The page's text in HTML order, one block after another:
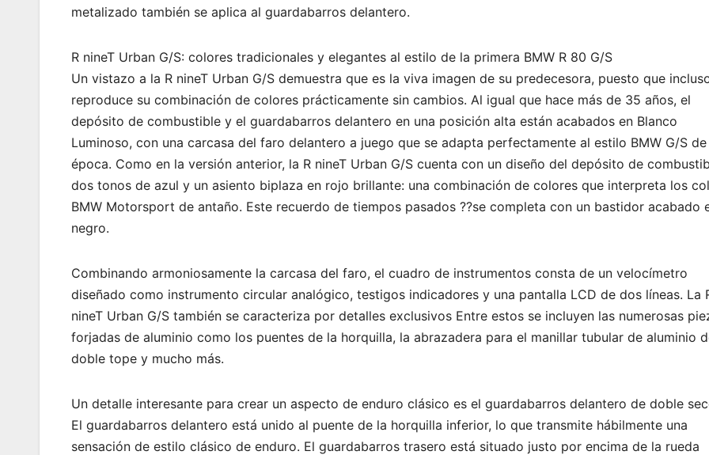
metalizado también se aplica al guardabarros delantero.
R nineT Urban G/S: colores tradicionales y elegantes al estilo de la primera BMW R 80 G/S
Un vistazo a la R nineT Urban G/S demuestra que es la viva imagen de su predecesora, puesto que
reproduce su combinación de colores prácticamente sin cambios. Al igual que hace más de 35 años, el
depósito de combustible y el guardabarros delantero en una posición alta están acabados en Blanco
Luminoso, con una carcasa del faro delantero a juego que se adapta perfectamente al estilo BMW G/S de
época. Como en la versión anterior, la R nineT Urban G/S cuenta con un diseño del depósito de
dos tonos de azul y un asiento biplaza en rojo brillante: una combinación de colores que interpreta los
BMW Motorsport de antaño. Este recuerdo de tiempos pasados ??se completa con un bastidor acabado
negro.
Combinando armoniosamente la carcasa del faro, el cuadro de instrumentos consta de un velocímetro
diseñado como instrumento circular analógico, testigos indicadores y una pantalla LCD de dos líneas. La
nineT Urban G/S también se caracteriza por detalles exclusivos Entre estos se incluyen las numerosas
forjadas de aluminio como los puentes de la horquilla, la abrazadera para el manillar tubular de aluminio
doble tope y mucho más.
Un detalle interesante para crear un aspecto de enduro clásico es el guardabarros delantero de doble
El guardabarros delantero está unido al puente de la horquilla inferior, lo que transmite hábilmente una
sensación de estilo clásico de enduro. El guardabarros trasero está situado justo por encima de la rueda